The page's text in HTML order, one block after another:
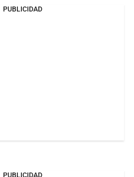
PUBLICIDAD
PUBLICIDAD